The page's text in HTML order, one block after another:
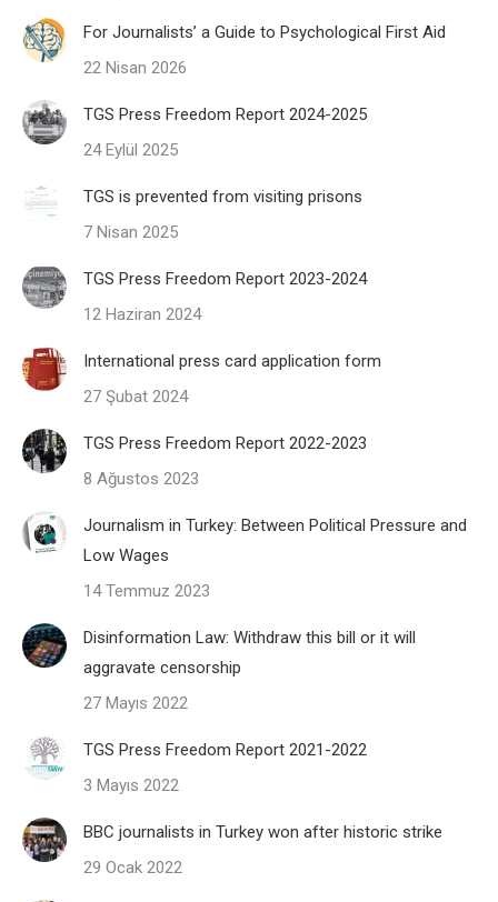
For Journalists’ a Guide to Psychological First Aid
22 Nisan 2026
TGS Press Freedom Report 2024-2025
24 Eylül 2025
TGS is prevented from visiting prisons
7 Nisan 2025
TGS Press Freedom Report 2023-2024
12 Haziran 2024
International press card application form
27 Şubat 2024
TGS Press Freedom Report 2022-2023
8 Ağustos 2023
Journalism in Turkey: Between Political Pressure and
Low Wages
14 Temmuz 2023
Disinformation Law: Withdraw this bill or it will
aggravate censorship
27 Mayıs 2022
TGS Press Freedom Report 2021-2022
3 Mayıs 2022
BBC journalists in Turkey won after historic strike
29 Ocak 2022